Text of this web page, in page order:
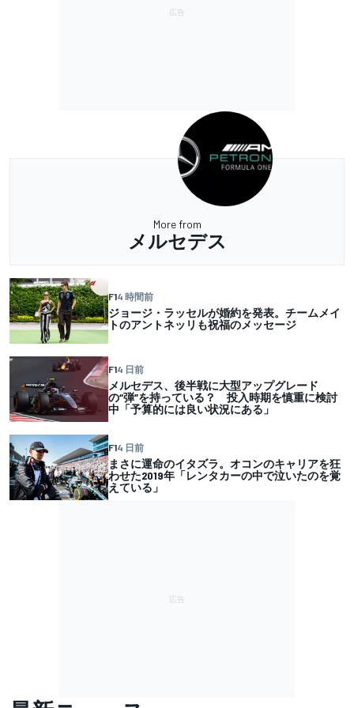
More from
メルセデス
F14 時間前
ジョージ・ラッセルが婚約を発表。チームメイ
トのアントネッリも祝福のメッセージ
F14 日前
メルセデス、後半戦に大型アップグレード
の“弾”を持っている？ 投入時期を慎重に検討
中「予算的には良い状況にある」
F14 日前
まさに運命のイタズラ。オコンのキャリアを狂
わせた2019年「レンタカーの中で泣いたのを覚
えている」